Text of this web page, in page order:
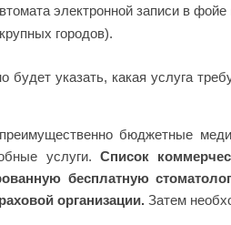
электронной записи в
городов).
указать, какая услуга
бюджетные
услуги. Список
бесплатную
организации.Затем